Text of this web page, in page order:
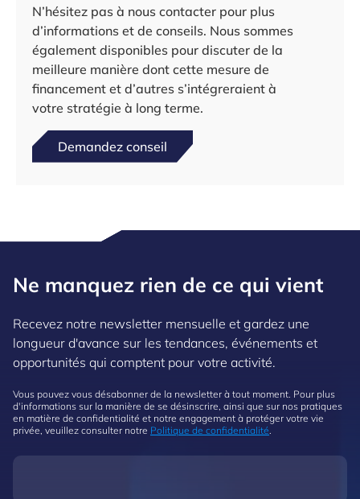
N’hésitez pas à nous contacter pour plus
d’informations et de conseils. Nous sommes
également disponibles pour discuter de la
meilleure manière dont cette mesure de
financement et d’autres s’intégreraient à
votre stratégie à long terme.
Demandez conseil
Ne manquez rien de ce qui vient
Recevez notre newsletter mensuelle et gardez une
longueur d'avance sur les tendances, événements et
opportunités qui comptent pour votre activité.
Vous pouvez vous désabonner de la newsletter à tout moment. Pour plus
d'informations sur la manière de se désinscrire, ainsi que sur nos pratiques
en matière de confidentialité et notre engagement à protéger votre vie
privée, veuillez consulter notre Politique de confidentialité